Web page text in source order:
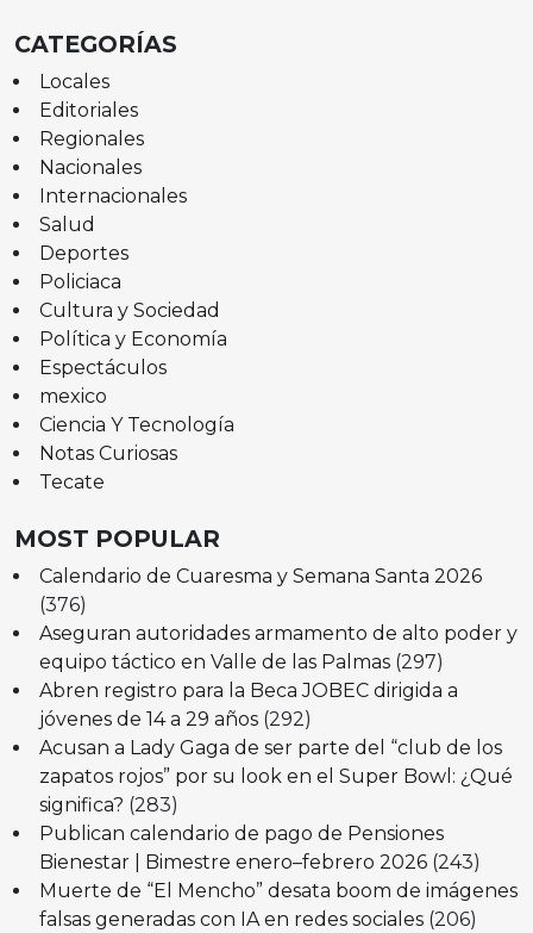
CATEGORÍAS
Locales
Editoriales
Regionales
Nacionales
Internacionales
Salud
Deportes
Policiaca
Cultura y Sociedad
Política y Economía
Espectáculos
mexico
Ciencia Y Tecnología
Notas Curiosas
Tecate
MOST POPULAR
Calendario de Cuaresma y Semana Santa 2026
(376)
Aseguran autoridades armamento de alto poder y
equipo táctico en Valle de las Palmas (297)
Abren registro para la Beca JOBEC dirigida a
jóvenes de 14 a 29 años (292)
Acusan a Lady Gaga de ser parte del “club de los
zapatos rojos” por su look en el Super Bowl: ¿Qué
significa? (283)
Publican calendario de pago de Pensiones
Bienestar | Bimestre enero–febrero 2026 (243)
Muerte de “El Mencho” desata boom de imágenes
falsas generadas con IA en redes sociales (206)